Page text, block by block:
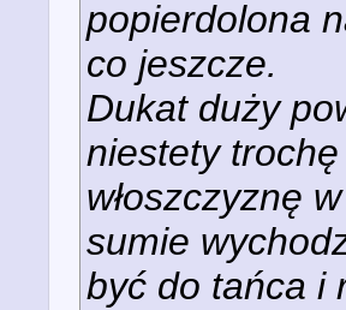
popierdolona
co jeszcze.
Dukat duży
niestety
włoszczyznę
sumie
być do tańca i